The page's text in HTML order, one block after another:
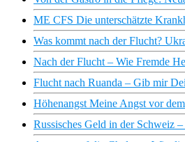
ME CFS Die unterschätzte
Was kommt nach der Flucht?
Nach der Flucht – Wie Fremde
Flucht nach Ruanda – Gib mir
Höhenangst Meine Angst vor
Russisches Geld in der Schweiz